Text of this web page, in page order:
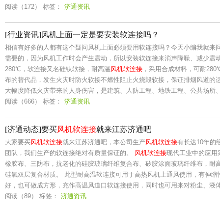
阅读（172） 标签： 济通资讯
[行业资讯]风机上面一定是要安装软连接吗？
相信有好多的人都有这个疑问风机上面必须要用软连接吗？今天小编我就来
需要的，因为风机工作时会产生震动，所以安装软连接来消声降噪、减少震
280℃，软连接又名硅钛软接，耐高温风机软连接 ，采用合成材料，可耐
布的替代品，发生火灾时防火软接不燃性阻止火烧毁软接，保证排烟风道的
大幅度降低火灾带来的人身伤害，是建筑、人防工程、地铁工程、公共场所
阅读（666） 标签： 济通资讯
[济通动态]要买风机软连接就来江苏济通吧
大家要买风机软连接就来江苏济通吧，本公司生产风机软连接有长达10年的
团队，我们生产的软连接绝对有质量保证的。 风机软连接现代工业中的应用
橡胶布、三防布，抗老化的硅胶玻璃纤维复合布、矽胶涂面玻璃纤维布，耐
硅氧双层复合材质。 此型耐高温软连接可用于高热风机上通风使用，有伸
好，也可做成方形，充作高温风道口软连接使用，同时也可用来对粉尘、液
阅读（89） 标签： 济通资讯